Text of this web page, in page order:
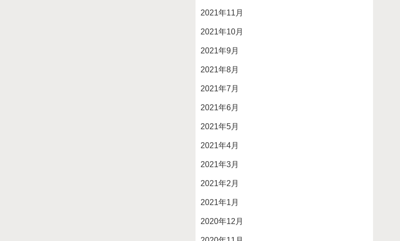
2021年11月
2021年10月
2021年9月
2021年8月
2021年7月
2021年6月
2021年5月
2021年4月
2021年3月
2021年2月
2021年1月
2020年12月